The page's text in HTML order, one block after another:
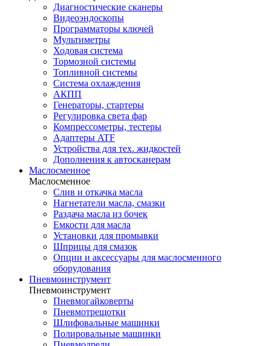
Диагностические сканеры
Видеоэндоскопы
Программаторы ключей
Мультиметры
Ходовая система
Тормозной системы
Топливной системы
Система охлаждения
АКПП
Генераторы, стартеры
Регулировка света фар
Компрессометры, тестеры
Адаптеры ATF
Устройства для тех. жидкостей
Дополнения к автосканерам
Маслосменное
Маслосменное
Слив и откачка масла
Нагнетатели масла, смазки
Раздача масла из бочек
Емкости для масла
Установки для промывки
Шприцы для смазок
Опции и аксессуары для маслосменного
оборудования
Пневмоинструмент
Пневмоинструмент
Пневмогайковерты
Пневмотрещотки
Шлифовальные машинки
Полировальные машинки